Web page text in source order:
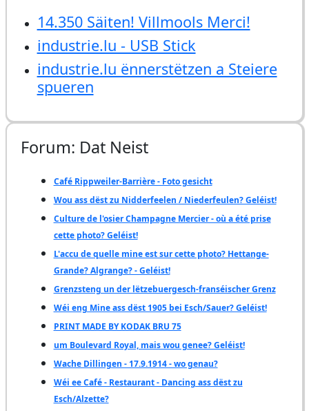
14.350 Säiten! Villmools Merci!
industrie.lu - USB Stick
industrie.lu ënnerstëtzen a Steiere
spueren
Forum: Dat Neist
Café Rippweiler-Barrière - Foto gesicht
Wou ass dëst zu Nidderfeelen / Niederfeulen? Geléist!
Culture de l'osier Champagne Mercier - où a été prise
cette photo? Geléist!
L'accu de quelle mine est sur cette photo? Hettange-
Grande? Algrange? - Geléist!
Grenzsteng un der lëtzebuergesch-franséischer Grenz
Wéi eng Mine ass dëst 1905 bei Esch/Sauer? Geléist!
PRINT MADE BY KODAK BRU 75
um Boulevard Royal, mais wou genee? Geléist!
Wache Dillingen - 17.9.1914 - wo genau?
Wéi ee Café - Restaurant - Dancing ass dëst zu
Esch/Alzette?